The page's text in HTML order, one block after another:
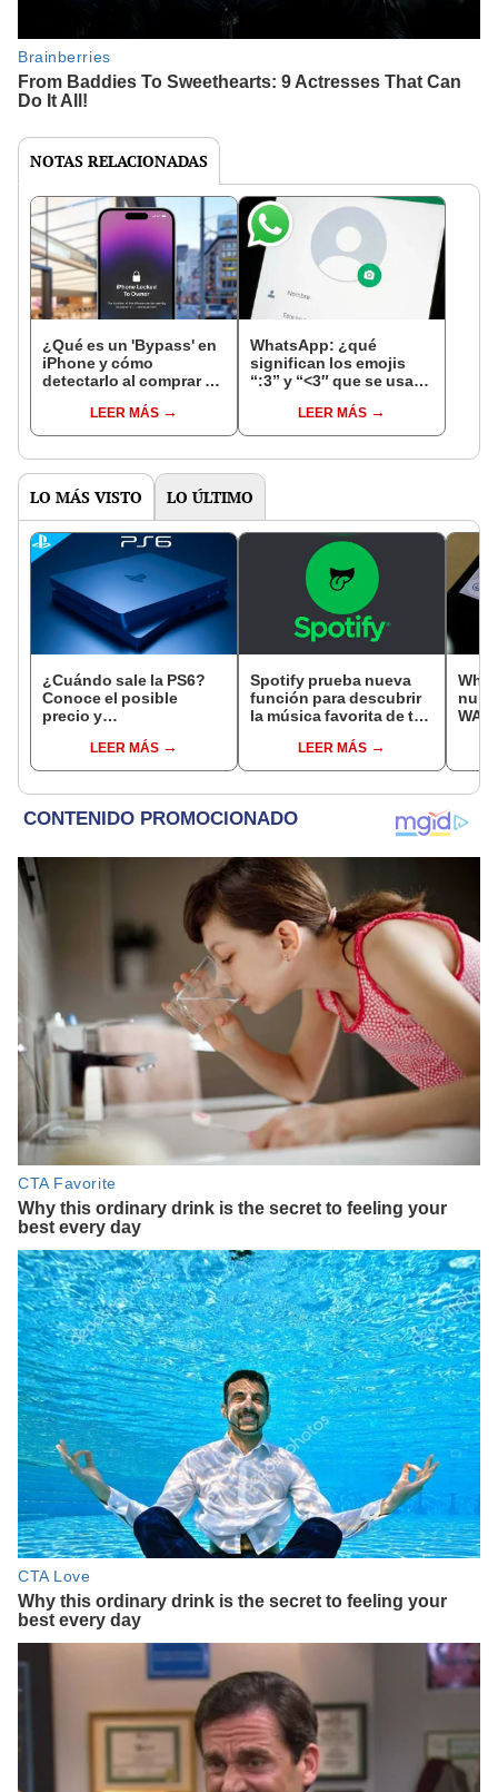
NOTAS RELACIONADAS
¿Qué es un 'Bypass' en
iPhone y cómo
detectarlo al comprar un
LEER MÁS
WhatsApp: ¿qué
significan los emojis
“:3” y “<3″ que se usan
LEER MÁS
LO MÁS VISTO LO ÚLTIMO
¿Cuándo sale la PS6?
Conoce el posible
precio y
tendría la próxima
consola de Sony
LEER MÁS
Spotify prueba nueva
función para descubrir
la música favorita de tus
LEER MÁS